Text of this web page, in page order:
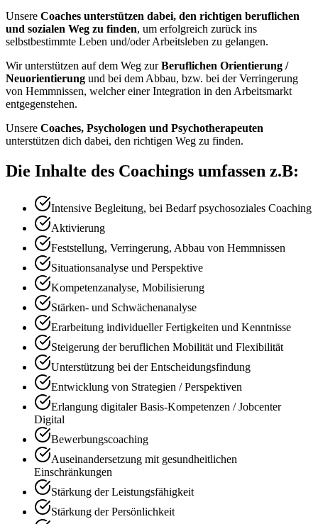
Unsere Coaches unterstützen dabei, den richtigen beruflichen
und sozialen Weg zu finden, um erfolgreich zurück ins
selbstbestimmte Leben und/oder Arbeitsleben zu gelangen.
Wir unterstützen auf dem Weg zurBeruflichen Orientierung /
Neuorientierung und bei dem Abbau, bzw. bei der Verringerung
von Hemmnissen, welcher einer Integration in den Arbeitsmarkt
entgegenstehen.
Unsere Coaches, Psychologen und Psychotherapeuten
unterstützen dich dabei, den richtigen Weg zu finden.
Die Inhalte des Coachings umfassen z.B:
Intensive Begleitung, bei Bedarf psychosoziales Coaching
Aktivierung
Feststellung, Verringerung, Abbau von Hemmnissen
Situationsanalyse und Perspektive
Kompetenzanalyse, Mobilisierung
Stärken- und Schwächenanalyse
Erarbeitung individueller Fertigkeiten und Kenntnisse
Steigerung der beruflichen Mobilität und Flexibilität
Unterstützung bei der Entscheidungsfindung
Entwicklung von Strategien / Perspektiven
Erlangung digitaler Basis-Kompetenzen / Jobcenter
Digital
Bewerbungscoaching
Auseinandersetzung mit gesundheitlichen
Einschränkungen
Stärkung der Leistungsfähigkeit
Stärkung der Persönlichkeit